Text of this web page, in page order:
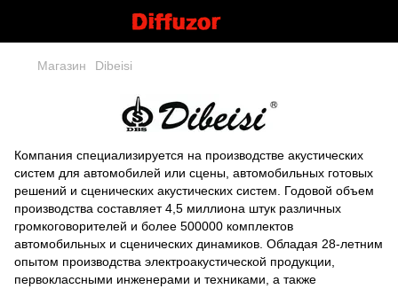
Магазин Dibeisi
Компания специализируется на производстве акустических
систем для автомобилей или сцены, автомобильных готовых
решений и сценических акустических систем. Годовой объем
производства составляет 4,5 миллиона штук различных
громкоговорителей и более 500000 комплектов
автомобильных и сценических динамиков. Обладая 28-летним
опытом производства электроакустической продукции,
первоклассными инженерами и техниками, а также